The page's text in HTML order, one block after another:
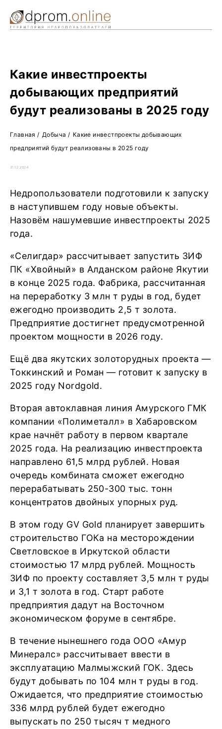
Какие инвестпроекты
добывающих предприятий
будут реализованы в 2025 году
Главная / Добыча / Какие инвестпроекты добывающих
предприятий будут реализованы в 2025 году
31.12.2024
Недропользователи подготовили к запуску
в наступившем году новые объекты.
Назовём нашумевшие инвестпроекты 2025
года.
«Селигдар» рассчитывает запустить ЗИФ
ПК «Хвойный» в Алданском районе Якутии
в конце 2025 года. Фабрика, рассчитанная
на переработку 3 млн т руды в год, будет
ежегодно производить 2,5 т золота.
Предприятие достигнет предусмотренной
проектом мощности в 2026 году.
Ещё два якутских золоторудных проекта —
Токкинский и Роман — готовит к запуску в
2025 году Nordgold.
Вторая автоклавная линия Амурского ГМК
компании «Полиметалл» в Хабаровском
крае начнёт работу в первом квартале
2025 года. На реализацию инвестпроекта
направлено 61,5 млрд рублей. Новая
очередь комбината сможет ежегодно
перерабатывать 250-300 тыс. тонн
концентратов двойных упорных руд.
В этом году GV Gold планирует завершить
строительство ГОКа на месторождении
Светловское в Иркутской области
стоимостью 17 млрд рублей. Мощность
ЗИФ по проекту составляет 3,5 млн т руды
и 3,1 т золота в год. Старт работе
предприятия дадут на Восточном
экономическом форуме в сентябре.
В течение нынешнего года ООО «Амур
Минералс» рассчитывает ввести в
эксплуатацию Малмыжский ГОК. Здесь
будут добывать по 104 млн т руды в год.
Ожидается, что предприятие стоимостью
336 млрд рублей будет ежегодно
выпускать по 250 тысяч т медного